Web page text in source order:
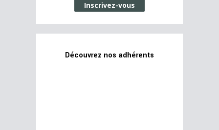
Inscrivez-vous
Découvrez nos adhérents